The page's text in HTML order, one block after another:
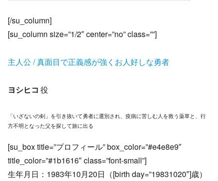
[/su_column]
[su_column size=”1/2″ center=”no” class=””]
主人公 / 真面目で正義感が強くお人好しな勇者
ヨシヒコ 役
「いざないの剣」を引き抜いて勇者に選別され、疫病に苦しむ人を救う薬草と、行
方不明となった父を探して旅に出る
[su_box title=”プロフィール” box_color=”#e4e8e9″
title_color=”#1b1616″ class=”font-small”]
生年月日：1983年10月20日（[birth day=”19831020″]歳）